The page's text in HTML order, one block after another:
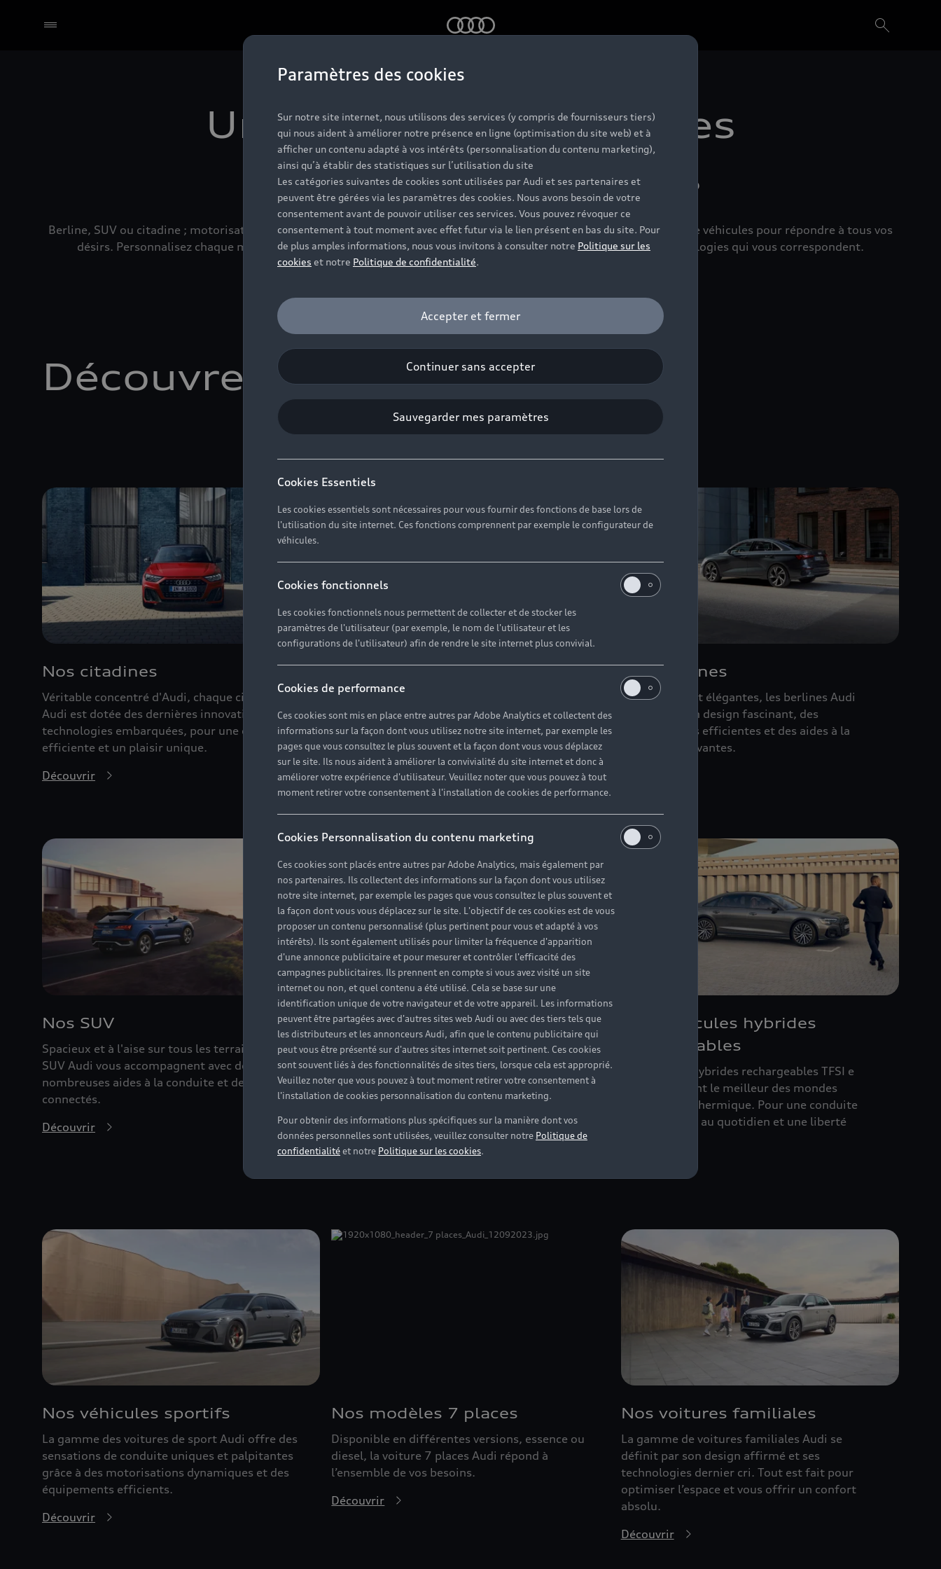
Une gamme de modèles
pour tous vos usages
Berline, SUV ou citadine ; motorisations thermique, hybride ou électrique ; Audi vous propose une gamme complète de véhicules pour répondre à tous vos
désirs. Personnalisez chaque modèle selon vos envies, et choisissez la carrosserie, les motorisations et les technologies qui vous correspondent.
Découvrez nos articles
Nos citadines
Véritable concentré d'Audi, chaque citadine
Audi est dotée des dernières innovations et
technologies embarquées, pour une conduite
efficiente et un plaisir unique.
Découvrir
Avec leurs proportions idéales, les véhicules
compacts Audi associent un design raffiné, un
tempérament dynamique et des équipements
de pointe.
Découvrir
Nos berlines
Dynamiques et élégantes, les berlines Audi
conjuguent un design fascinant, des
motorisations efficientes et des aides à la
conduite innovantes.
Nos SUV
Spacieux et à l'aise sur tous les terrains, les
SUV Audi vous accompagnent avec de
nombreuses aides à la conduite et des services
connectés.
Découvrir
Nos véhicules électriques
Un design intense, une conduite dynamique et
sans émission, une autonomie hors du
commun... les modèles 100% électriques de la
gamme Audi e-tron réinventent votre mobilité.
Découvrir
Nos véhicules hybrides
rechargeables
Les modèles hybrides rechargeables TFSI e
Audi réunissent le meilleur des mondes
électrique et thermique. Pour une conduite
sans émission au quotidien et une liberté
Nos véhicules sportifs
La gamme des voitures de sport Audi offre des
sensations de conduite uniques et palpitantes
grâce à des motorisations dynamiques et des
équipements efficients.
Découvrir
Nos modèles 7 places
Disponible en différentes versions, essence ou
diesel, la voiture 7 places Audi répond à
l’ensemble de vos besoins.
Découvrir
Nos voitures familiales
La gamme de voitures familiales Audi se
définit par son design affirmé et ses
technologies dernier cri. Tout est fait pour
optimiser l’espace et vous offrir un confort
absolu.
Découvrir
Paramètres des cookies
Sur notre site internet, nous utilisons des services (y compris de fournisseurs tiers)
qui nous aident à améliorer notre présence en ligne (optimisation du site web) et à
afficher un contenu adapté à vos intérêts (personnalisation du contenu marketing),
ainsi qu’à établir des statistiques sur l’utilisation du site
Les catégories suivantes de cookies sont utilisées par Audi et ses partenaires et
peuvent être gérées via les paramètres des cookies. Nous avons besoin de votre
consentement avant de pouvoir utiliser ces services. Vous pouvez révoquer ce
consentement à tout moment avec effet futur via le lien présent en bas du site. Pour
de plus amples informations, nous vous invitons à consulter notre Politique sur les
cookies et notre Politique de confidentialité.
Accepter et fermer
Continuer sans accepter
Sauvegarder mes paramètres
Cookies Essentiels
Les cookies essentiels sont nécessaires pour vous fournir des fonctions de base lors de
l'utilisation du site internet. Ces fonctions comprennent par exemple le configurateur de
véhicules.
Cookies fonctionnels
Les cookies fonctionnels nous permettent de collecter et de stocker les
paramètres de l'utilisateur (par exemple, le nom de l'utilisateur et les
configurations de l'utilisateur) afin de rendre le site internet plus convivial.
Cookies de performance
Ces cookies sont mis en place entre autres par Adobe Analytics et collectent des
informations sur la façon dont vous utilisez notre site internet, par exemple les
pages que vous consultez le plus souvent et la façon dont vous vous déplacez
sur le site. Ils nous aident à améliorer la convivialité du site internet et donc à
améliorer votre expérience d'utilisateur. Veuillez noter que vous pouvez à tout
moment retirer votre consentement à l'installation de cookies de performance.
Cookies Personnalisation du contenu marketing
Ces cookies sont placés entre autres par Adobe Analytics, mais également par
nos partenaires. Ils collectent des informations sur la façon dont vous utilisez
notre site internet, par exemple les pages que vous consultez le plus souvent et
la façon dont vous vous déplacez sur le site. L'objectif de ces cookies est de vous
proposer un contenu personnalisé (plus pertinent pour vous et adapté à vos
intérêts). Ils sont également utilisés pour limiter la fréquence d'apparition
d'une annonce publicitaire et pour mesurer et contrôler l'efficacité des
campagnes publicitaires. Ils prennent en compte si vous avez visité un site
internet ou non, et quel contenu a été utilisé. Cela se base sur une
identification unique de votre navigateur et de votre appareil. Les informations
peuvent être partagées avec d'autres sites web Audi ou avec des tiers tels que
les distributeurs et les annonceurs Audi, afin que le contenu publicitaire qui
peut vous être présenté sur d'autres sites internet soit pertinent. Ces cookies
sont souvent liés à des fonctionnalités de sites tiers, lorsque cela est approprié.
Veuillez noter que vous pouvez à tout moment retirer votre consentement à
l'installation de cookies personnalisation du contenu marketing.
Pour obtenir des informations plus spécifiques sur la manière dont vos
données personnelles sont utilisées, veuillez consulter notre Politique de
confidentialitéet notre Politique sur les cookies.